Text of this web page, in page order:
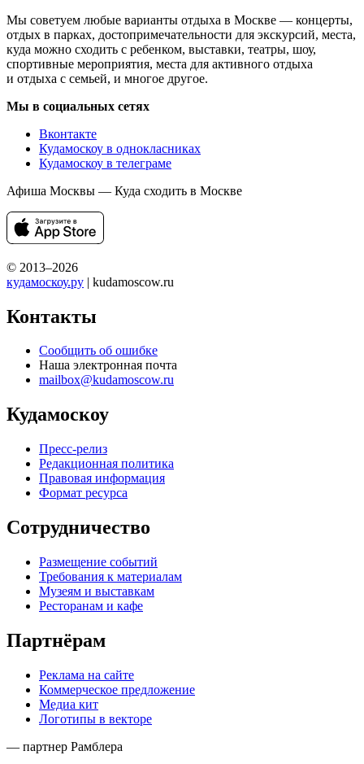
Мы советуем любые варианты отдыха в Москве — концерты,
отдых в парках, достопримечательности для экскурсий, места,
куда можно сходить с ребенком, выставки, театры, шоу,
спортивные мероприятия, места для активного отдыха
и отдыха с семьей, и многое другое.
Мы в социальных сетях
Вконтакте
Кудамоскоу в однокласниках
Кудамоскоу в телеграме
Афиша Москвы — Куда сходить в Москве
© 2013–2026
кудамоскоу.ру | kudamoscow.ru
Контакты
Сообщить об ошибке
Наша электронная почта
mailbox@kudamoscow.ru
Кудамоскоу
Пресс-релиз
Редакционная политика
Правовая информация
Формат ресурса
Сотрудничество
Размещение событий
Требования к материалам
Музеям и выставкам
Ресторанам и кафе
Партнёрам
Реклама на сайте
Коммерческое предложение
Медиа кит
Логотипы в векторе
— партнер Рамблера